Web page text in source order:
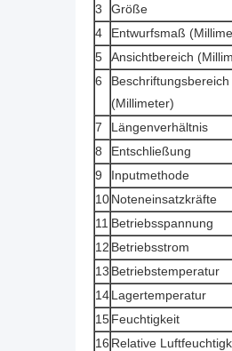
3
Größe
4
Entwurfsmaß
5
Ansichtbereich
6
Beschriftungsbereich
(Millimeter)
7 Längenverhältnis
8
Entschließung
9
Inputmethode
10Noteneinsatzkräfte
11 Betriebsspannung
12 Betriebsstrom
13 Betriebstemperatur
14Lagertemperatur
15Feuchtigkeit
16 Relative